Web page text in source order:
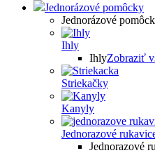
Jednorázové pomôcky
Jednorázové
Ihly
IhlyZobraziť
Striekačky
Kanyly
Jednorazové
Jednorazové